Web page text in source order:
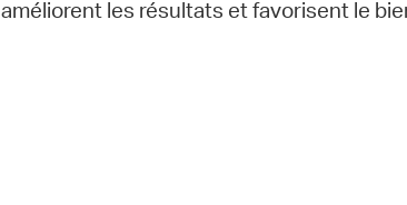
améliorent les résultats et favorisent le